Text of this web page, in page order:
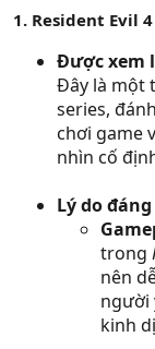
1. Resident Evil
Được xem
Đây là một
series,
chơi game
nhìn cố
Lý do
trong
nên
người
kinh